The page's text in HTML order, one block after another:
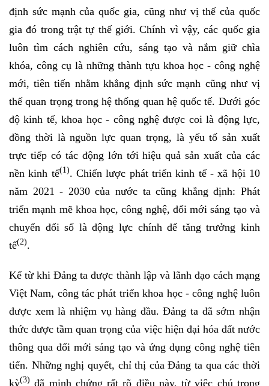
định sức mạnh của quốc gia, cũng như vị thế của quốc
gia đó trong trật tự thế giới. Chính vì vậy, các quốc gia
luôn tìm cách nghiên cứu, sáng tạo và nắm giữ chìa
khóa, công cụ là những thành tựu khoa học - công nghệ
mới, tiên tiến nhằm khẳng định sức mạnh cũng như vị
thế quan trọng trong hệ thống quan hệ quốc tế. Dưới góc
độ kinh tế, khoa học - công nghệ được coi là động lực,
đồng thời là nguồn lực quan trọng, là yếu tố sản xuất
trực tiếp có tác động lớn tới hiệu quả sản xuất của các
nền kinh tế(1). Chiến lược phát triển kinh tế - xã hội 10
năm 2021 - 2030 của nước ta cũng khẳng định: Phát
triển mạnh mẽ khoa học, công nghệ, đổi mới sáng tạo và
chuyển đổi số là động lực chính để tăng trưởng kinh
tế(2).
Kể từ khi Đảng ta được thành lập và lãnh đạo cách mạng
Việt Nam, công tác phát triển khoa học - công nghệ luôn
được xem là nhiệm vụ hàng đầu. Đảng ta đã sớm nhận
thức được tầm quan trọng của việc hiện đại hóa đất nước
thông qua đổi mới sáng tạo và ứng dụng công nghệ tiên
tiến. Những nghị quyết, chỉ thị của Đảng ta qua các thời
kỳ(3) đã minh chứng rất rõ điều này, từ việc chú trọng